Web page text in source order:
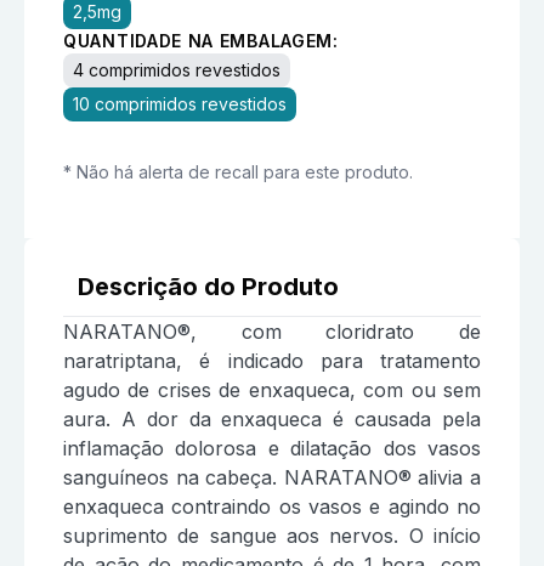
2,5mg
QUANTIDADE NA EMBALAGEM:
4 comprimidos revestidos
10 comprimidos revestidos
* Não há alerta de recall para este produto.
Descrição do Produto
NARATANO®, com cloridrato de
naratriptana, é indicado para tratamento
agudo de crises de enxaqueca, com ou sem
aura. A dor da enxaqueca é causada pela
inflamação dolorosa e dilatação dos vasos
sanguíneos na cabeça. NARATANO® alivia a
enxaqueca contraindo os vasos e agindo no
suprimento de sangue aos nervos. O início